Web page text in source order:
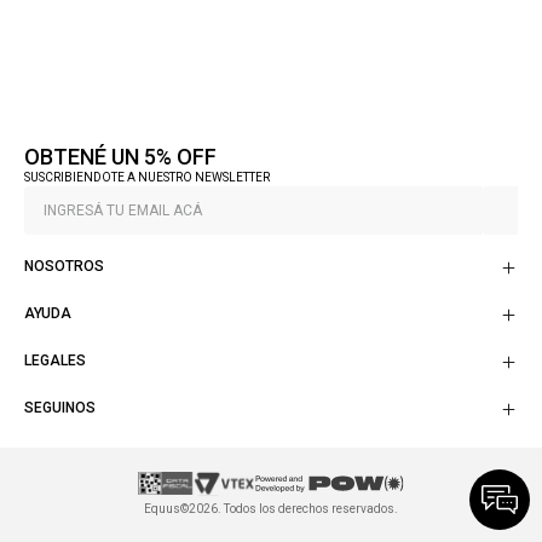
OBTENÉ UN 5% OFF
SUSCRIBIENDOTE A NUESTRO NEWSLETTER
NOSOTROS
AYUDA
LEGALES
SEGUINOS
Equus©2026. Todos los derechos reservados.